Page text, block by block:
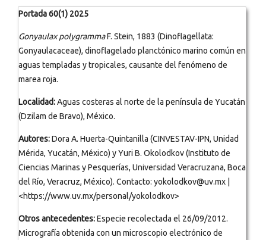
Portada 60(1) 2025
Gonyaulax polygrammaF. Stein, 1883 (Dinoflagellata:
Gonyaulacaceae), dinoflagelado planctónico marino común en
aguas templadas y tropicales, causante del fenómeno de
marea roja.
Localidad:Aguas costeras al norte de la península de Yucatán
(Dzilam de Bravo), México.
Autores:Dora A. Huerta-Quintanilla (CINVESTAV-IPN, Unidad
Mérida, Yucatán, México) y Yuri B. Okolodkov (Instituto de
Ciencias Marinas y Pesquerías, Universidad Veracruzana, Boca
del Río, Veracruz, México). Contacto: yokolodkov@uv.mx |
<https://www.uv.mx/personal/yokolodkov>
Otros antecedentes:Especie recolectada el 26/09/2012.
Micrografía obtenida con un microscopio electrónico de